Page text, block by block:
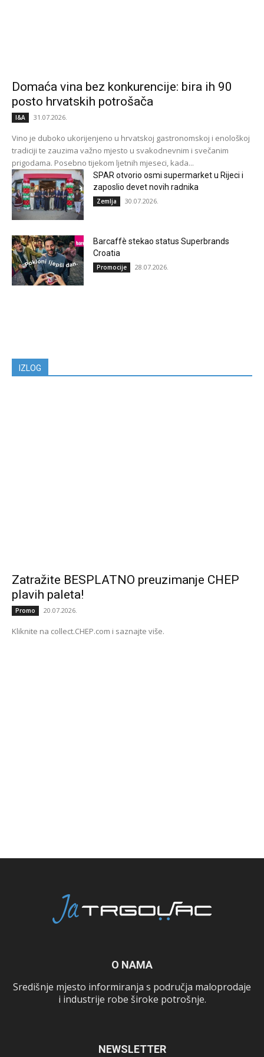
Domaća vina bez konkurencije: bira ih 90
posto hrvatskih potrošača
I&A 31.07.2026.
Vino je duboko ukorijenjeno u hrvatskoj gastronomskoj i enološkoj
tradiciji te zauzima važno mjesto u svakodnevnim i svečanim
prigodama. Posebno tijekom ljetnih mjeseci, kada...
SPAR otvorio osmi supermarket u Rijeci i
zaposlio devet novih radnika
Zemlja 30.07.2026.
Barcaffè stekao status Superbrands
Croatia
Promocije 28.07.2026.
IZLOG
Zatražite BESPLATNO preuzimanje CHEP
plavih paleta!
Promo 20.07.2026.
Kliknite na collect.CHEP.com i saznajte više.
O NAMA
Središnje mjesto informiranja s područja maloprodaje
i industrije robe široke potrošnje.
NEWSLETTER